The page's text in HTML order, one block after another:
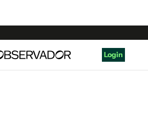
Login